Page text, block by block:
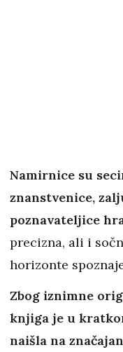
Namirnice su
znanstvenice,
poznavateljice
precizna, ali i
horizonte
Zbog iznimne
knjiga je u
naišla na